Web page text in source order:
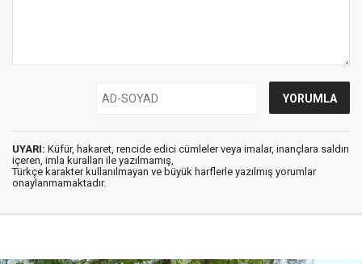
UYARI: Küfür, hakaret, rencide edici cümleler veya imalar, inançlara saldırı
içeren, imla kuralları ile yazılmamış,
Türkçe karakter kullanılmayan ve büyük harflerle yazılmış yorumlar
onaylanmamaktadır.